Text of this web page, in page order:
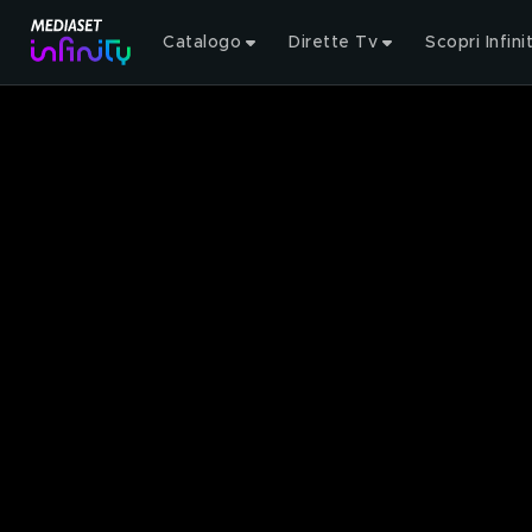
Catalogo Dirette Tv Scopri